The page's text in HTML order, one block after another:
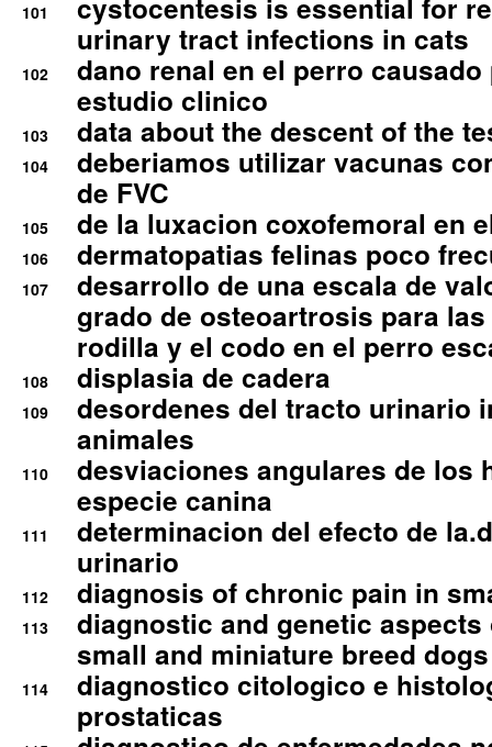
101
cystocentesis is essential for
urinary tract infections in cats
102
dano renal en el perro
estudio clinico
103 data about the descent of the
104
deberiamos utilizar vacunas
de FVC
105 de la luxacion coxofemoral en
106 dermatopatias felinas poco
107
desarrollo de una escala de
grado de osteoartrosis para
rodilla y el codo en el perro
108 displasia de cadera
109
desordenes del tracto urinario
animales
110
desviaciones angulares de los
especie canina
111
determinacion del efecto de
urinario
112 diagnosis of chronic pain in
113
diagnostic and genetic
small and miniature breed
114
diagnostico citologico e
prostaticas